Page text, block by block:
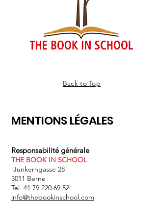
Back to Top
MENTIONS LÉGALES
Responsabilité générale
THE BOOK IN SCHOOL
Junkerngasse 28
3011 Berne
Tel. 41 79 220 69 52
info@thebookinschool.com